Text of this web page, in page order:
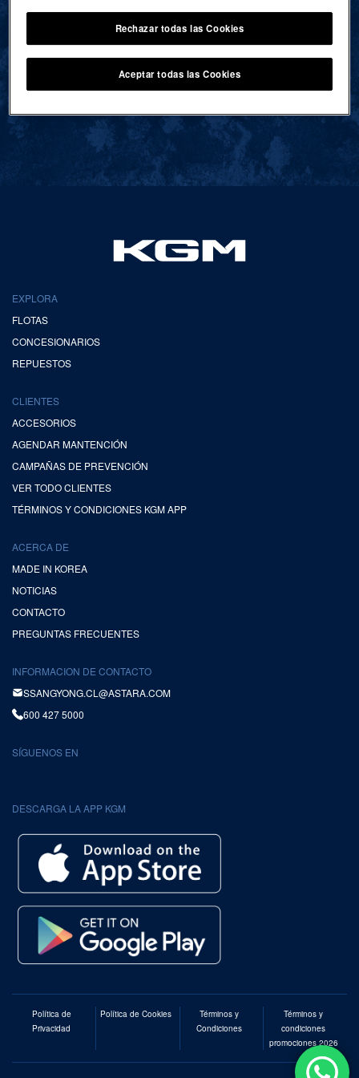
VOLVER AL INICIO
EXPLORA
FLOTAS
CONCESIONARIOS
REPUESTOS
CLIENTES
ACCESORIOS
AGENDAR MANTENCIÓN
CAMPAÑAS DE PREVENCIÓN
VER TODO CLIENTES
TÉRMINOS Y CONDICIONES KGM APP
ACERCA DE
MADE IN KOREA
NOTICIAS
CONTACTO
PREGUNTAS FRECUENTES
INFORMACION DE CONTACTO
SSANGYONG.CL@ASTARA.COM
600 427 5000
SÍGUENOS EN
DESCARGA LA APP KGM
Política de
Privacidad
Política de Cookies
Términos y
Condiciones
Términos y
condiciones
promociones 2026
Rechazar todas las Cookies
Aceptar todas las Cookies